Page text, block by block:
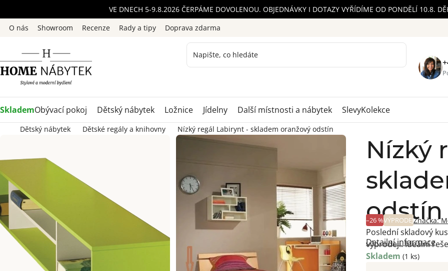
na
obsah
VE DNECH 5-9.8.2026 ČERPÁME DOVOLENOU. OBJEDNÁVKY I DOTAZY VYŘÍDÍME OD PONDĚLÍ 10.8.
O nás
Showroom Recenze Rady a tipy Doprava zdarma
SklademObývací pokoj Dětský nábytek Ložnice Jídelny Další místnosti a nábytek SlevyKolekce
Dětský nábytek Dětské regály a knihovny Nízký regál Labirynt - skladem oranžový odstín
Nízký
odstín
–26 %VÝPRODEJZnačka:
Skladem (1 ks)
Poslední skladový
výprodeji. Ideální
Detailní informace